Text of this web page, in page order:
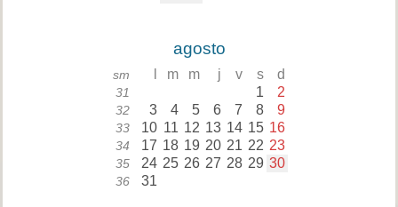
agosto
sm m m j v s d
31 1 2
32 3 4 5 6 7 8 9
33 10 11 12 13 14 15 16
34 17 18 19 20 21 22 23
35 24 25 26 27 28 29 30
36 31